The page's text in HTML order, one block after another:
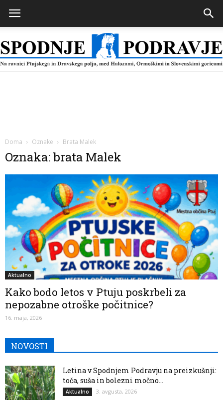
Doma Oznake Brata Malek
Oznaka: brata Malek
Aktualno
Kako bodo letos v Ptuju poskrbeli za
nepozabne otroške počitnice?
16. maja, 2026
NOVOSTI
Letina v Spodnjem Podravju na preizkušnji:
toča, suša in bolezni močno...
Aktualno 3. avgusta, 2026